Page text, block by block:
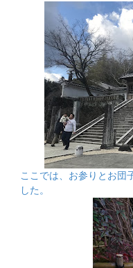
ここでは、お参りとお団
した。